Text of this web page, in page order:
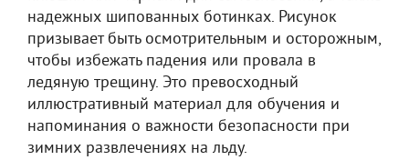
надежных шипованных ботинках. Рисунок
призывает быть осмотрительным и осторожным,
чтобы избежать падения или провала в
ледяную трещину. Это превосходный
иллюстративный материал для обучения и
напоминания о важности безопасности при
зимних развлечениях на льду.